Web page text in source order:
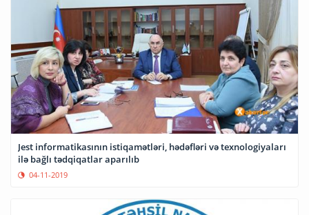
Jest informatikasının istiqamətləri, hədəfləri və texnologiyaları
ilə bağlı tədqiqatlar aparılıb
04-11-2019